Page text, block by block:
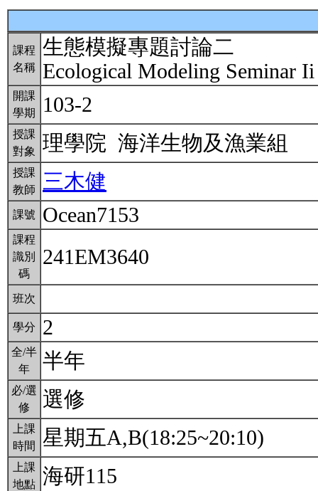
課程
名稱
生態模擬專題討論二
Ecological Modeling Seminar
開課
學期
103-2
授課
對象
理學院 海洋生物及漁業組
授課
教師
三木健
課號 Ocean7153
課程
識別
碼
241EM3640
班次
學分 2
全/半
年
半年
必/選
修
選修
上課
時間
星期五A,B(18:25~20:10)
上課
地點 海研115